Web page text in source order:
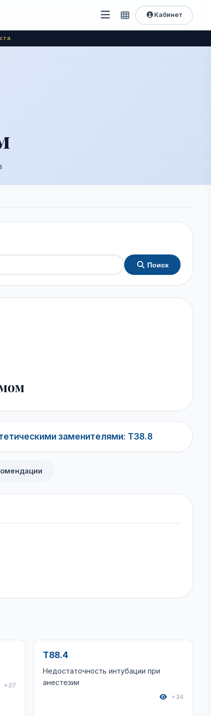
Открыть
меню
Быстрый
доступ
Кабинет
Поиск
заменителями: T38.8
+37
T88.4
Недостаточность интубации при
анестезии
+34